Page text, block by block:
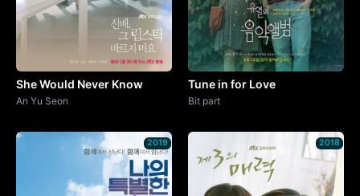
She Would Never Know
An Yu Seon
Tune in for Love
Bit part
2019 2018